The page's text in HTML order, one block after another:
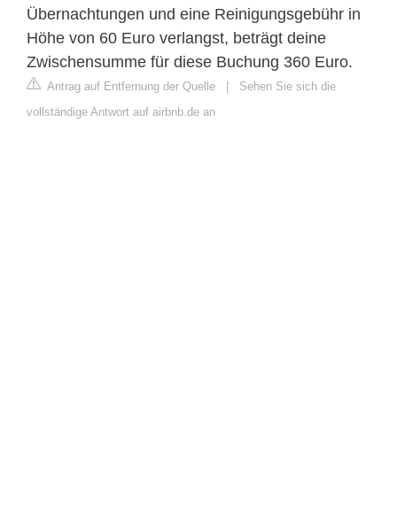
Übernachtungen und eine Reinigungsgebühr in
Höhe von 60 Euro verlangst, beträgt deine
Zwischensumme für diese Buchung 360 Euro.
Antrag auf Entfernung der Quelle | Sehen Sie sich die
vollständige Antwort auf airbnb.de an